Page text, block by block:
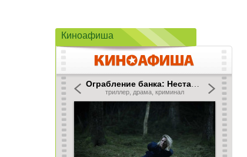
Киноафиша